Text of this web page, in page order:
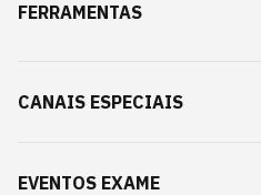
FERRAMENTAS
CANAIS ESPECIAIS
EVENTOS EXAME